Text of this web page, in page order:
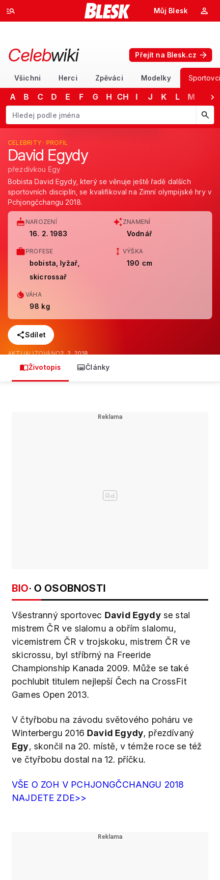
Můj Blesk
Celebwiki Přejít na Blesk.cz
Všichni Herci Zpěváci Modelky Sportovci
A B C D E F G H CH I J K L M
Začněte psát jméno. Šipkami dolů a nahoru procházejte návrhy,
CELEBRITY · PROFIL
David Egydy
přezdívkou Egy
Bobista David Egydy, který se věnuje ještě řadě dalších
sportovních disciplín, se kvalifikoval na Zimní olympijské hry v
Pchjongčchangu 2018.
NAROZENÍ
16. 2. 1983
ZNAMENÍ
Vodnář
PROFESE
bobista, lyžař,
skicrossař
VÝŠKA
190 cm
VÁHA
98 kg
Sdílet
AKTUALIZOVÁNO2. 2. 2018
Životopis Články
BIO· O OSOBNOSTI
Všestranný sportovec David Egydyse stal
mistrem ČR ve slalomu a obřím slalomu,
vicemistrem ČR v trojskoku, mistrem ČR ve
skicrossu, byl stříbrný na Freeride
Championship Kanada 2009. Může se také
pochlubit titulem nejlepší Čech na CrossFit
Games Open 2013.
V čtyřbobu na závodu světového poháru ve
Winterbergu 2016 David Egydy, přezdívaný
Egy, skončil na 20. místě, v témže roce se též
ve čtyřbobu dostal na 12. příčku.
VŠE O ZOH V PCHJONGČCHANGU 2018
NAJDETE ZDE>>